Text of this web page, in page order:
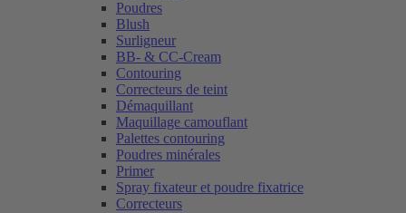
Poudres
Blush
Surligneur
BB- & CC-Cream
Contouring
Correcteurs de teint
Démaquillant
Maquillage camouflant
Palettes contouring
Poudres minérales
Primer
Spray fixateur et poudre fixatrice
Correcteurs